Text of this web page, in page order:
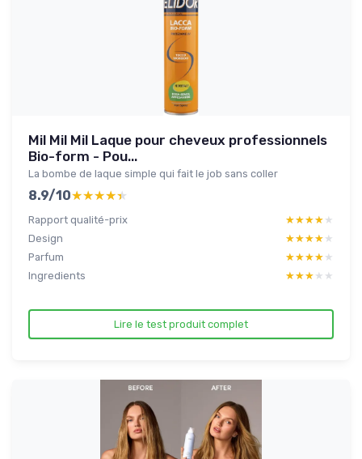
Mil Mil Mil Laque pour cheveux professionnels
Bio-form - Pou...
La bombe de laque simple qui fait le job sans coller
8.9/10★★★★★
★★★★★
Rapport qualité-prix ★★★★★
★★★★★
Design
★★★★★
★★★★★
Parfum
★★★★★
★★★★★
Ingredients
★★★★★
★★★★★
Lire le test produit complet